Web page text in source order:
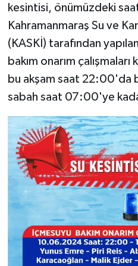
kesintisi, önümüzdeki
Kahramanmaraş Su ve
(KASKİ) tarafından
bakım onarım
bu akşam saat 22:00'da
sabah saat 07:00'ye
YEREL YÖNETİM
MEDYA
ÜÇÜNCÜ SAYFA
BİLİMNET
Yemek
SİVİL TOPLUM
SEÇİM 2014